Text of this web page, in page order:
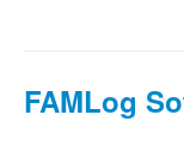
FAMLog